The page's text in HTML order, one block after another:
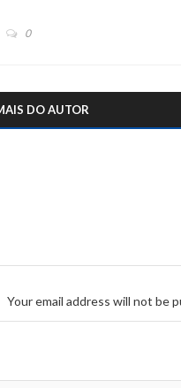
0
DO AUTOR
Your email address will not be